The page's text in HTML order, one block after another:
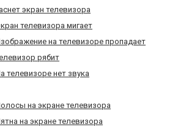
экран телевизора
телевизора мигает
на телевизоре пропадает
рябит
телевизоре нет звука
на экране телевизора
на экране телевизора